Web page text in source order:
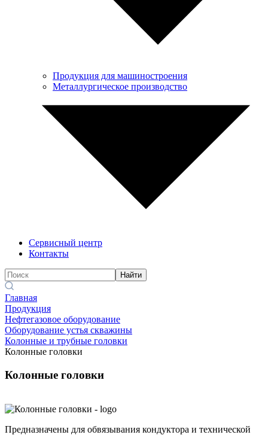
Продукция для машиностроения
Металлургическое производство
Сервисный центр
Контакты
Найти
Главная
Продукция
Нефтегазовое оборудование
Оборудование устья скважины
Колонные и трубные головки
Колонные головки
Колонные головки
Предназначены для обвязывания кондуктора и технической